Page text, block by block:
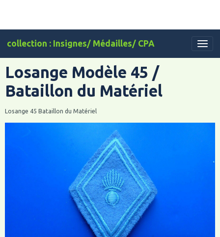
collection : Insignes/ Médailles/ CPA
Losange Modèle 45 /
Bataillon du Matériel
Losange 45 Bataillon du Matériel